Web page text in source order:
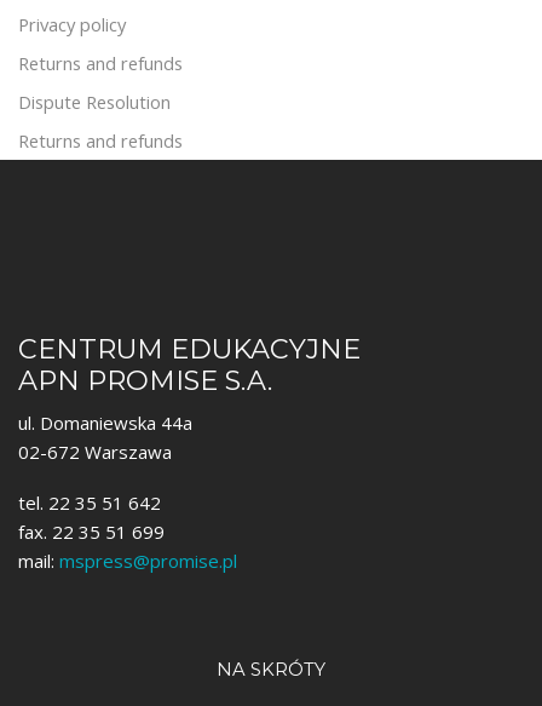
Privacy policy
Returns and refunds
Dispute Resolution
Returns and refunds
CENTRUM EDUKACYJNE
APN PROMISE S.A.
ul. Domaniewska 44a
02-672 Warszawa
tel. 22 35 51 642
fax. 22 35 51 699
mail: mspress@promise.pl
NA SKRÓTY